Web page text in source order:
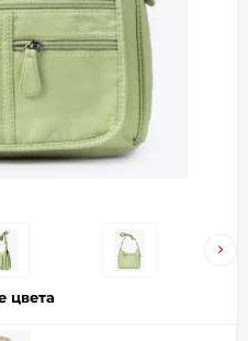
цвета
только
банка